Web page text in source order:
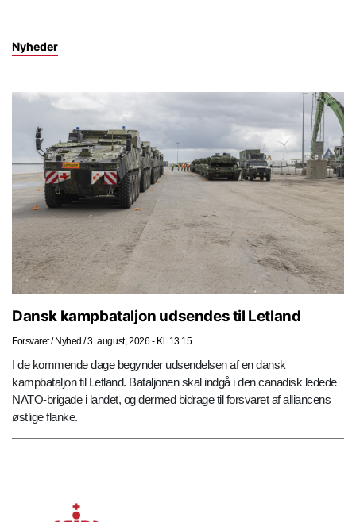
Nyheder
Dansk kampbataljon udsendes til Letland
Forsvaret/ Nyhed /3. august, 2026 - Kl. 13.15
I de kommende dage begynder udsendelsen af en dansk
kampbataljon til Letland. Bataljonen skal indgå i den canadisk ledede
NATO-brigade i landet, og dermed bidrage til forsvaret af alliancens
østlige flanke.